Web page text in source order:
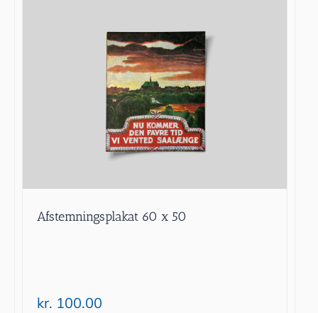
Afstemningsplakat 60 x 50
kr. 100.00